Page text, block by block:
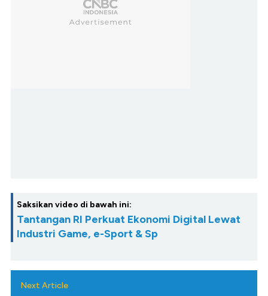
Saksikan video di bawah ini:
Tantangan RI Perkuat Ekonomi Digital Lewat
Industri Game, e-Sport & Sp
Next Article